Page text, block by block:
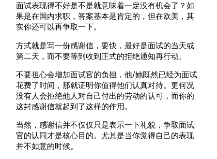
面试表现得不好是不是就意味着一定没有机会了？如
果是在国内求职，答案基本是肯定的，但在欧美，其
实你还可以再争取一下。
方式就是写一份感谢信，要快，最好是面试的当天或
第二天，而不要等到收到正式的拒绝通知再行动。
不要担心会增加面试官的负担，他/她既然已经为面试
花费了时间，那就证明你值得他们认真对待。更何况
没有人会拒绝他人对自己付出的劳动的认可，而你的
这封感谢信就起到了这样的作用。
当然，感谢信并不仅仅只是表示一下礼貌，争取面试
官的认同才是核心目的。尤其是当你觉得自己的表现
并不如意的时候。